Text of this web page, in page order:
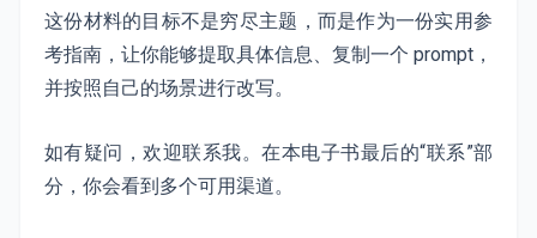
这份材料的目标不是穷尽主题，而是作为一份实用参
考指南，让你能够提取具体信息、复制一个 prompt，
并按照自己的场景进行改写。
如有疑问，欢迎联系我。在本电子书最后的“联系”部
分，你会看到多个可用渠道。